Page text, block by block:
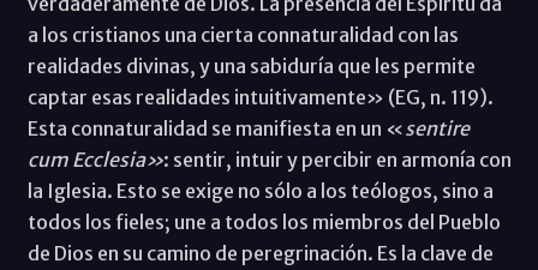
a los cristianos una cierta connaturalidad con las
realidades divinas, y una sabiduría que les permite
captar esas realidades intuitivamente» (EG, n. 119).
Esta connaturalidad se manifiesta en un «sentire
cum Ecclesia»: sentir, intuir y percibir en armonía con
la Iglesia. Esto se exige no sólo a los teólogos, sino a
todos los fieles; une a todos los miembros del Pueblo
de Dios en su camino de peregrinación. Es la clave de